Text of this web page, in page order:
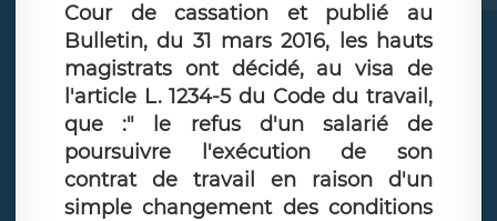
Cour de cassation et publié au
Bulletin, du 31 mars 2016, les hauts
magistrats ont décidé, au visa de
l'article L. 1234-5 du Code du travail,
que :" le refus d'un salarié de
poursuivre l'exécution de son
contrat de travail en raison d'un
simple changement des conditions